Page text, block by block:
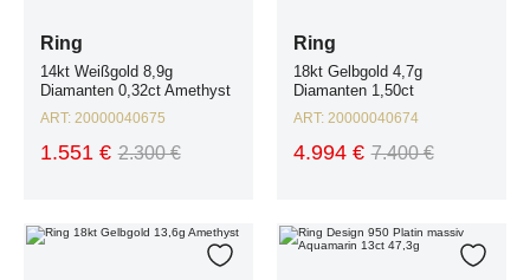
Ring
14kt Weißgold 8,9g
Diamanten 0,32ct Amethyst
ART: 20000040675
2.300 €
1.551 €
Ring
18kt Gelbgold 4,7g
Diamanten 1,50ct
ART: 20000040674
7.400 €
4.994 €
Zur Wunschliste hinzufügen
Ring 18kt Gelbgold 13,6g Amethyst
Zur
Ring Design 950 Platin massiv